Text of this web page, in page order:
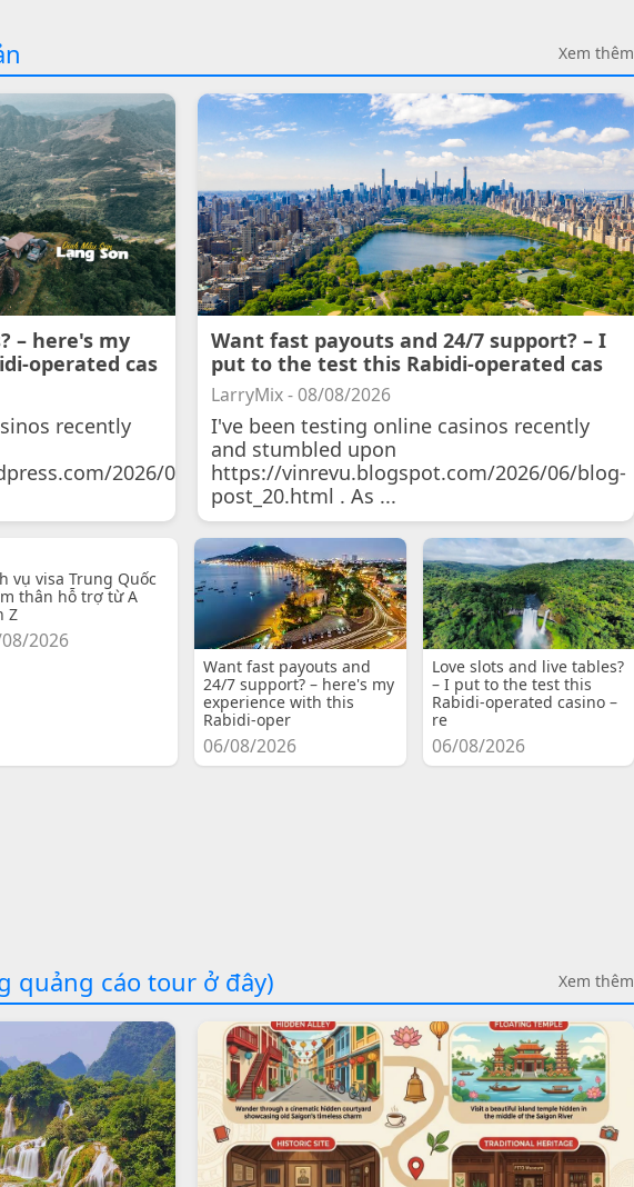
Xem thêm
– here's my
operated cas
recently
2026/07/11/courtois-
Want fast payouts and 24/7 support? – I
put to the test this Rabidi-operated cas
LarryMix - 08/08/2026
I've been testing online casinos recently
and stumbled upon
https://vinrevu.blogspot.com/2026/06/blog-
post_20.html . As ...
vụ visa Trung Quốc
thân hỗ trợ từ A
Z
2026
Want fast payouts and
24/7 support? – here's my
experience with this
Rabidi-oper
06/08/2026
Love slots and live tables?
– I put to the test this
Rabidi-operated casino –
re
06/08/2026
quảng cáo tour ở đây) Xem thêm